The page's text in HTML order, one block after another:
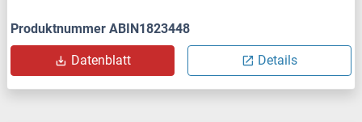
Produktnummer ABIN1823448
Datenblatt Details